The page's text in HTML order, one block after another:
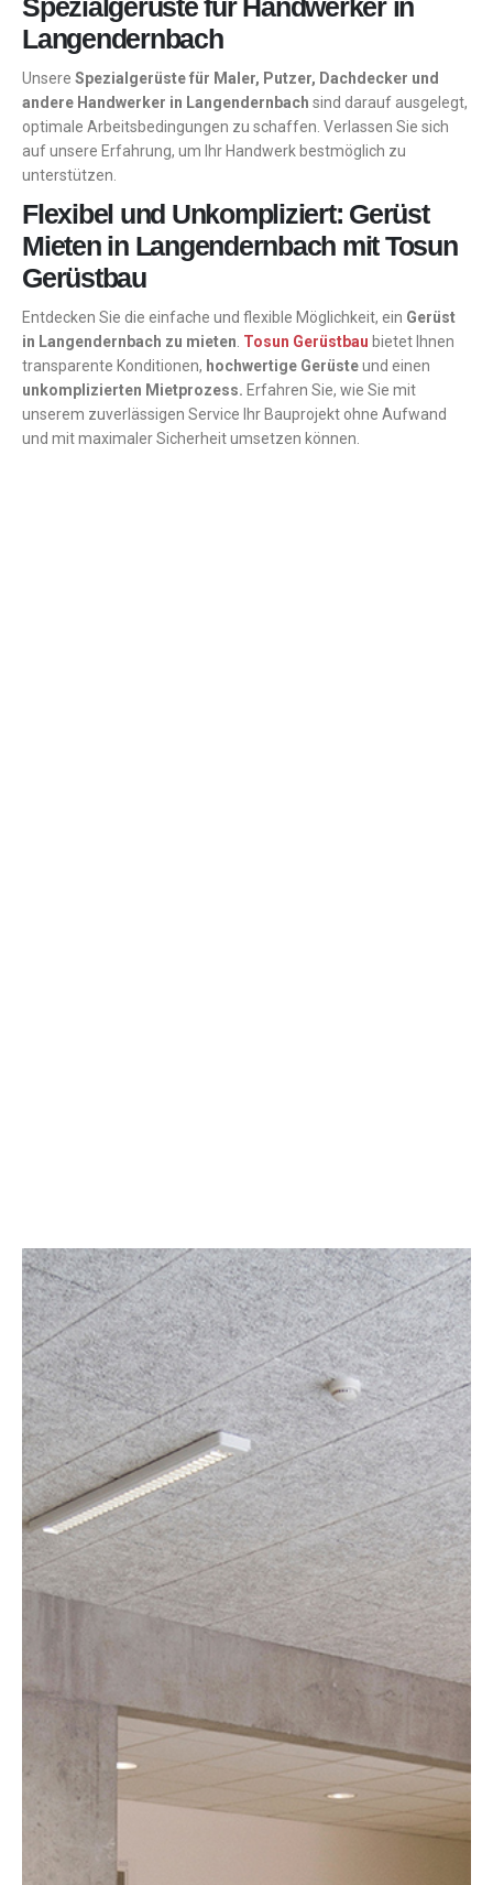
Spezialgerüste für Handwerker in
Langendernbach
Unsere Spezialgerüste für Maler, Putzer, Dachdecker und
andere Handwerker in Langendernbach sind darauf ausgelegt,
optimale Arbeitsbedingungen zu schaffen. Verlassen Sie sich
auf unsere Erfahrung, um Ihr Handwerk bestmöglich zu
unterstützen.
Flexibel und Unkompliziert: Gerüst
Mieten in Langendernbach mit Tosun
Gerüstbau
Entdecken Sie die einfache und flexible Möglichkeit, ein Gerüst
in Langendernbach zu mieten Tosun Gerüstbau bietet Ihnen
transparente Konditionen, hochwertige Gerüsteund einen
unkomplizierten Mietprozess. Erfahren Sie, wie Sie mit
unserem zuverlässigen Service Ihr Bauprojekt ohne Aufwand
und mit maximaler Sicherheit umsetzen können.